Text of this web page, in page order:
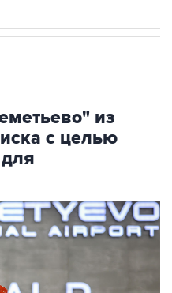
из
с целью